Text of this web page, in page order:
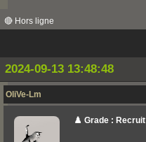
🔴 Hors ligne
2024-09-13 13:48:48
OliVe-Lm
♟️ Grade : Recruit